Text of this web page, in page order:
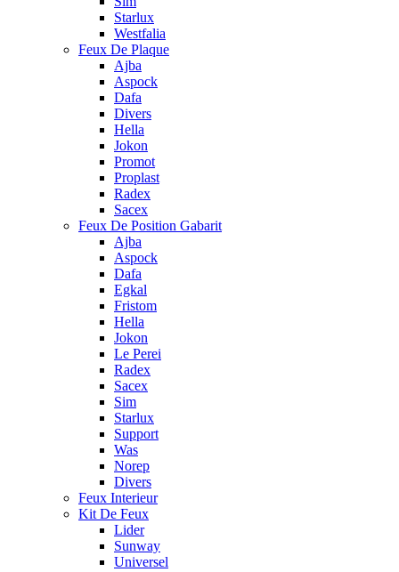
Starlux
Westfalia
Feux De Plaque
Ajba
Aspock
Dafa
Divers
Hella
Jokon
Promot
Proplast
Radex
Sacex
Feux De Position Gabarit
Ajba
Aspock
Dafa
Egkal
Fristom
Hella
Jokon
Le Perei
Radex
Sacex
Sim
Starlux
Support
Was
Norep
Divers
Feux Interieur
Kit De Feux
Lider
Sunway
Universel